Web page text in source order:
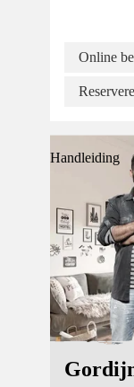
Online
Handleiding